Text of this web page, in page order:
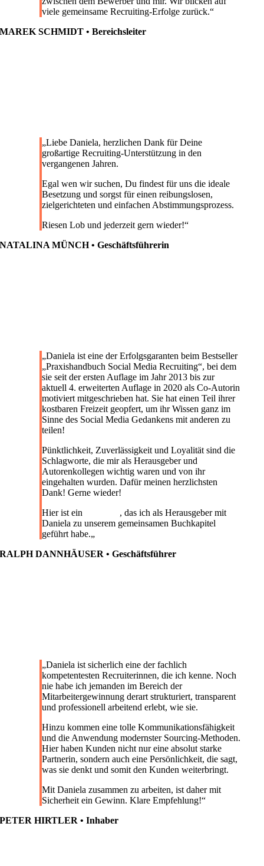
viele gemeinsame Recruiting-Erfolge zurück.“
MAREK SCHMIDT • Bereichsleiter
„Liebe Daniela, herzlichen Dank für Deine
großartige Recruiting-Unterstützung in den
vergangenen Jahren.
Egal wen wir suchen, Du findest für uns die ideale
Besetzung und sorgst für einen reibungslosen,
zielgerichteten und einfachen Abstimmungsprozess.
Riesen Lob und jederzeit gern wieder!“
NATALINA MÜNCH • Geschäftsführerin
„Daniela ist eine der Erfolgsgaranten beim Bestseller
„Praxishandbuch Social Media Recruiting“, bei dem
sie seit der ersten Auflage im Jahr 2013 bis zur
aktuell 4. erweiterten Auflage in 2020 als Co-Autorin
motiviert mitgeschrieben hat. Sie hat einen Teil ihrer
kostbaren Freizeit geopfert, um ihr Wissen ganz im
Sinne des Social Media Gedankens mit anderen zu
teilen!
Pünktlichkeit, Zuverlässigkeit und Loyalität sind die
Schlagworte, die mir als Herausgeber und
Autorenkollegen wichtig waren und von ihr
eingehalten wurden. Dafür meinen herzlichsten
Dank! Gerne wieder!
Hier ist ein
, das ich als Herausgeber mit
Daniela zu unserem gemeinsamen Buchkapitel
geführt habe.„
RALPH DANNHÄUSER • Geschäftsführer
„Daniela ist sicherlich eine der fachlich
kompetentesten Recruiterinnen, die ich kenne. Noch
nie habe ich jemanden im Bereich der
Mitarbeitergewinnung derart strukturiert, transparent
und professionell arbeitend erlebt, wie sie.
Hinzu kommen eine tolle Kommunikationsfähigkeit
und die Anwendung modernster Sourcing-Methoden.
Hier haben Kunden nicht nur eine absolut starke
Partnerin, sondern auch eine Persönlichkeit, die sagt,
was sie denkt und somit den Kunden weiterbringt.
Mit Daniela zusammen zu arbeiten, ist daher mit
Sicherheit ein Gewinn. Klare Empfehlung!“
PETER HIRTLER • Inhaber